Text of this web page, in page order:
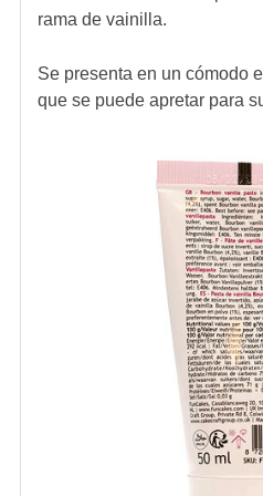
rama de vainilla.
Se presenta en un cómodo
que se puede apretar para